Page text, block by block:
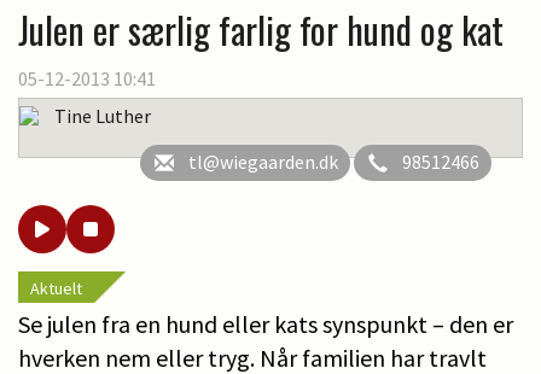
Julen er særlig farlig for hund og kat
05-12-2013 10:41
Tine Luther
tl@wiegaarden.dk
98512466
Aktuelt
Se julen fra en hund eller kats synspunkt – den er
hverken nem eller tryg. Når familien har travlt